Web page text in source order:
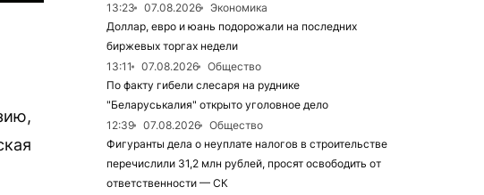
13:23 07.08.2026
Экономика
Доллар, евро и юань подорожали на последних
биржевых торгах недели
13:11
07.08.2026
Общество
По факту гибели слесаря на руднике
"Беларуськалия" открыто уголовное дело
12:39
07.08.2026
Общество
Фигуранты дела о неуплате налогов в строительстве
перечислили 31,2 млн рублей, просят освободить от
ответственности — СК